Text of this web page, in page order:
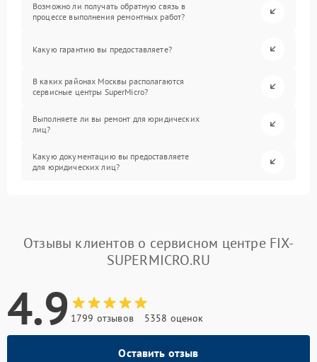
Возможно ли получать обратную связь в
процессе выполнения ремонтных работ?
Какую гарантию вы предоставляете?
В каких районах Москвы располагаются
сервисные центры SuperMicro?
Выполняете ли вы ремонт для юридических
лиц?
Какую документацию вы предоставляете
для юридических лиц?
Отзывы клиентов о сервисном центре FIX-
SUPERMICRO.RU
4.9 1799 отзывов 5358 оценок
Оставить отзыв